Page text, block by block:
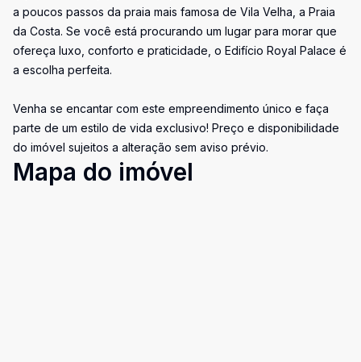
a poucos passos da praia mais famosa de Vila Velha, a Praia
da Costa. Se você está procurando um lugar para morar que
ofereça luxo, conforto e praticidade, o Edifício Royal Palace é
a escolha perfeita.
Venha se encantar com este empreendimento único e faça
parte de um estilo de vida exclusivo! Preço e disponibilidade
do imóvel sujeitos a alteração sem aviso prévio.
Mapa do imóvel